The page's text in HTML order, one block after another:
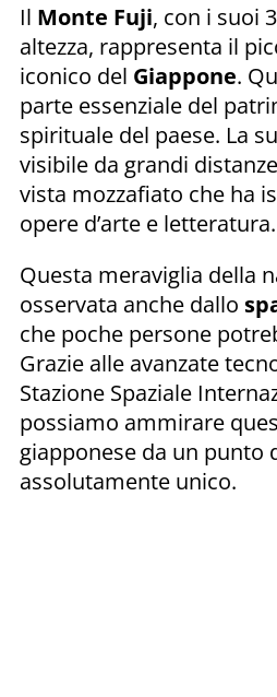
Il Monte Fuji, con i suoi
altezza, rappresenta il
iconico del Giappone.
parte essenziale del
spirituale del paese. La
visibile da grandi
vista mozzafiato che ha
opere d’arte e letteratura.
Questa meraviglia della
osservata anche dallo
che poche persone
Grazie alle avanzate
Stazione Spaziale
possiamo ammirare
giapponese da un punto
assolutamente unico.